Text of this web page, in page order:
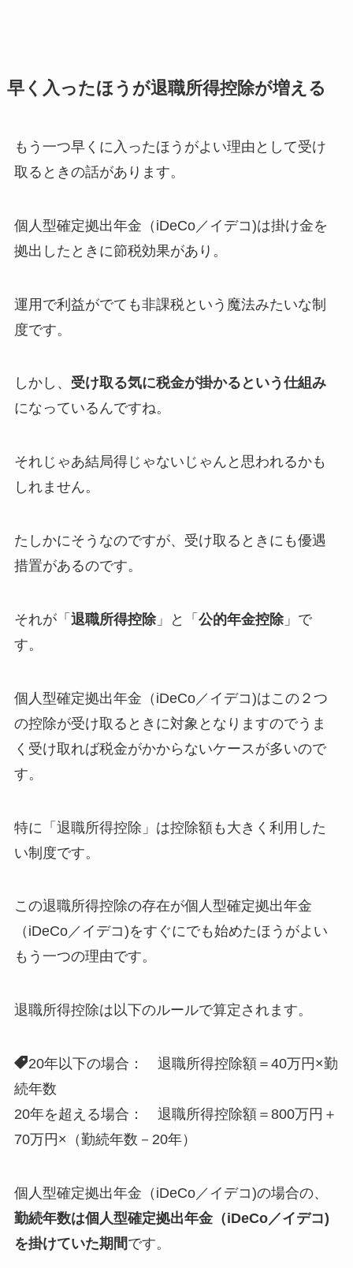
早く入ったほうが退職所得控除が増える
もう一つ早くに入ったほうがよい理由として受け
取るときの話があります。
個人型確定拠出年金（iDeCo／イデコ)は掛け金を
拠出したときに節税効果があり。
運用で利益がでても非課税という魔法みたいな制
度です。
しかし、 受け取る気に税金が掛かるという仕組み
になっているんですね。
それじゃあ結局得じゃないじゃんと思われるかも
しれません。
たしかにそうなのですが、受け取るときにも優遇
措置があるのです。
それが「 退職所得控除」と「 公的年金控除」で
す。
個人型確定拠出年金（iDeCo／イデコ)はこの２つ
の控除が受け取るときに対象となりますのでうま
く受け取れば税金がかからないケースが多いので
す。
特に「退職所得控除」は控除額も大きく利用した
い制度です。
この退職所得控除の存在が個人型確定拠出年金
（iDeCo／イデコ)をすぐにでも始めたほうがよい
もう一つの理由です。
退職所得控除は以下のルールで算定されます。
20年以下の場合： 退職所得控除額＝40万円×勤
続年数
20年を超える場合： 退職所得控除額＝800万円＋
70万円×（勤続年数－20年）
個人型確定拠出年金（iDeCo／イデコ)の場合の、
勤続年数は個人型確定拠出年金（iDeCo／イデコ)
を掛けていた期間です。